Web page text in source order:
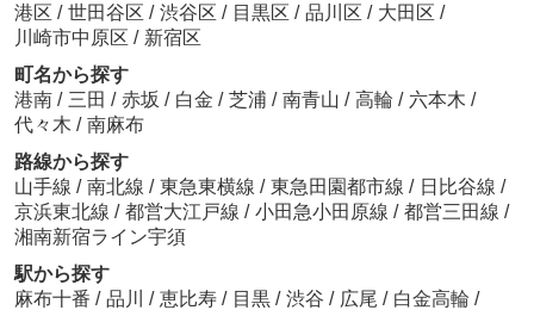
港区 / 世田谷区 / 渋谷区 / 目黒区 / 品川区 / 大田区 /
川崎市中原区 / 新宿区
町名から探す
港南 / 三田 / 赤坂 / 白金 / 芝浦 / 南青山 / 高輪 / 六本木 /
代々木 / 南麻布
路線から探す
山手線 / 南北線 / 東急東横線 / 東急田園都市線 / 日比谷線 /
京浜東北線 / 都営大江戸線 / 小田急小田原線 / 都営三田線 /
湘南新宿ライン宇須
駅から探す
麻布十番 / 品川 / 恵比寿 / 目黒 / 渋谷 / 広尾 / 白金高輪 /